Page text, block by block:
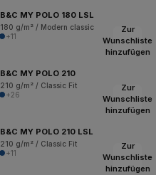
B&C MY POLO 180 LSL
180 g/m² / Modern classic
+11
Zur
Wunschliste
hinzufügen
B&C MY POLO 210
210 g/m² / Classic Fit
+26
Zur
Wunschliste
hinzufügen
B&C MY POLO 210 LSL
210 g/m² / Classic Fit
+11
Zur
Wunschliste
hinzufügen